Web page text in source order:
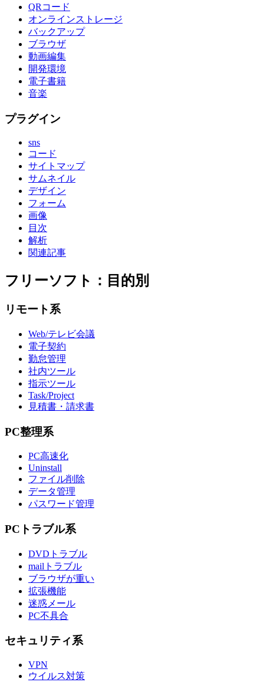
QRコード
オンラインストレージ
バックアップ
ブラウザ
動画編集
開発環境
電子書籍
音楽
プラグイン
sns
コード
サイトマップ
サムネイル
デザイン
フォーム
画像
目次
解析
関連記事
フリーソフト：目的別
リモート系
Web/テレビ会議
電子契約
勤怠管理
社内ツール
指示ツール
Task/Project
見積書・請求書
PC整理系
PC高速化
Uninstall
ファイル削除
データ管理
パスワード管理
PCトラブル系
DVDトラブル
mailトラブル
ブラウザが重い
拡張機能
迷惑メール
PC不具合
セキュリティ系
VPN
ウイルス対策